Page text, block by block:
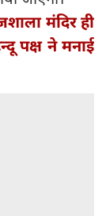
मंदिर ही
पक्ष ने मनाई